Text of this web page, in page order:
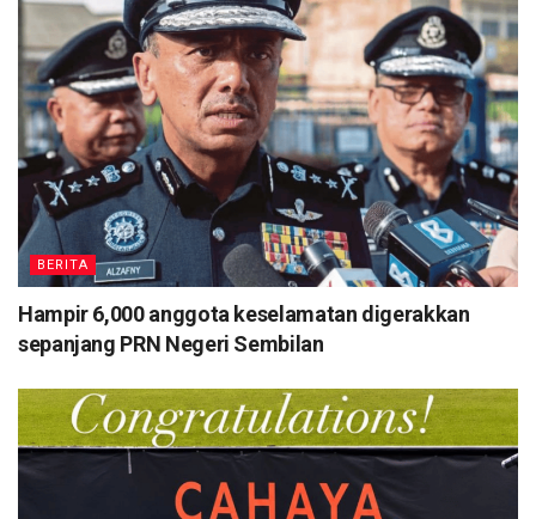
BERITA
Hampir 6,000 anggota keselamatan digerakkan
sepanjang PRN Negeri Sembilan